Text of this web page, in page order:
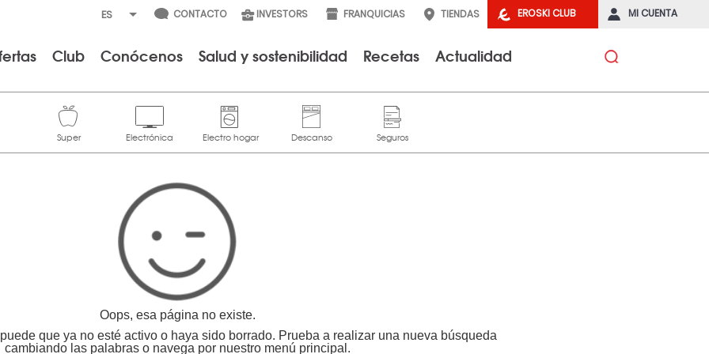
EROSKI CLUB MI CUENTA
CONTACTO INVESTORS FRANQUICIAS TIENDAS
Club Conócenos Salud y sostenibilidad Recetas Actualidad
Oops, esa página no existe.
que ya no esté activo o haya sido borrado. Prueba a realizar una nueva búsqueda
cambiando las palabras o navega por nuestro menú principal.